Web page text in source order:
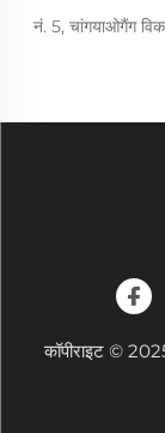
नं. 5, चांगयाओगैंग
कॉपीराइट ©